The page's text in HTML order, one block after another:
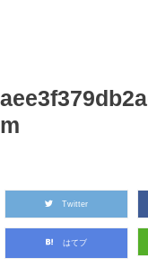
m
Twitter
はてブ